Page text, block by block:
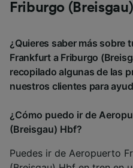
Friburgo
¿Quieres saber más sobre
Frankfurt a Friburgo
recopilado algunas de las
nuestros clientes para
¿Cómo puedo ir de
(Breisgau) Hbf?
Puedes ir de Aeropuerto